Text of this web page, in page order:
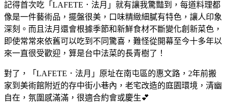
記得首次吃「LAFETE．法月」就有讓我驚豔到，每道料理都
像是一件藝術品，擺盤很美，口味精緻細膩有特色，讓人印象
深刻。而且法月還會根據季節和新鮮食材不斷變化創新菜色，
即使常常來依舊可以吃到不同驚喜，難怪從開幕至今十多年以
來一直很受歡迎，算是台中法菜的長青樹了！
對了，「LAFETE．法月」原址在南屯區的惠文路，2年前搬
家到美術館附近的存中街小巷內，老宅改造的庭園環境，清幽
自在，氛圍感滿滿，很適合約會或慶生💕